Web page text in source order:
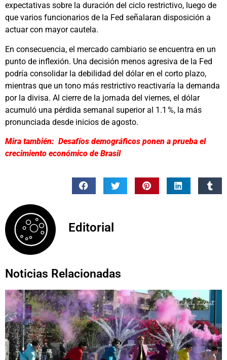
expectativas sobre la duración del ciclo restrictivo, luego de
que varios funcionarios de la Fed señalaran disposición a
actuar con mayor cautela.
En consecuencia, el mercado cambiario se encuentra en un
punto de inflexión. Una decisión menos agresiva de la Fed
podría consolidar la debilidad del dólar en el corto plazo,
mientras que un tono más restrictivo reactivaría la demanda
por la divisa. Al cierre de la jornada del viernes, el dólar
acumuló una pérdida semanal superior al 1.1 %, la más
pronunciada desde inicios de agosto.
Mira también: Desafíos demográficos ponen a prueba el
crecimiento económico de Brasil
Editorial
Noticias Relacionadas